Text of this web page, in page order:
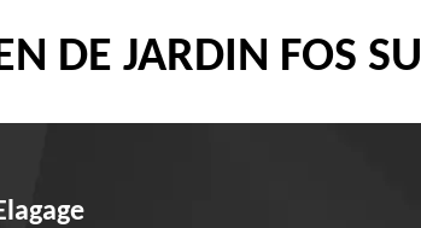
DE JARDIN FOS